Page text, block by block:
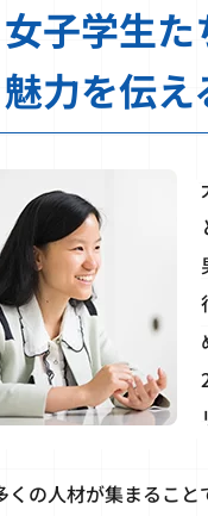
女子学生
魅力を伝
くの人材が集まるこ